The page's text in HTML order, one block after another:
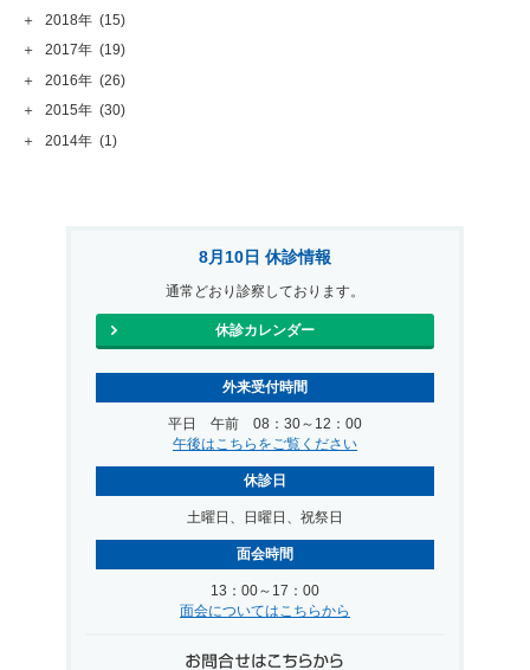
＋
2018年 (15)
＋
2017年 (19)
＋
2016年 (26)
＋
2015年 (30)
＋
2014年 (1)
8月10日 休診情報
通常どおり診察しております。
休診カレンダー
外来受付時間
平日 午前 08：30～12：00
午後はこちらをご覧ください
休診日
土曜日、日曜日、祝祭日
面会時間
13：00～17：00
面会についてはこちらから